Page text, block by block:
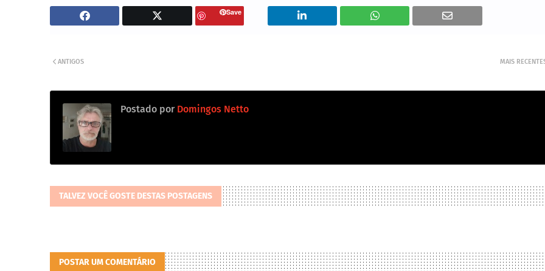
Save
MAIS
ANTIGOS
Postado por Domingos Netto
TALVEZ VOCÊ GOSTE DESTAS POSTAGENS
POSTAR UM COMENTÁRIO